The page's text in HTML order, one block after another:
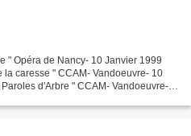
" Opéra de Nancy- 10 Janvier 1999
caresse " CCAM- Vandoeuvre- 10
d'Arbre " CCAM- Vandoeuvre-